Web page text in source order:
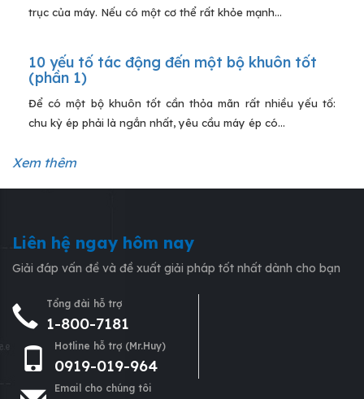
trục của máy. Nếu có một cơ thể rất khỏe mạnh...
10 yếu tố tác động đến một bộ khuôn tốt
(phần 1)
Để có một bộ khuôn tốt cần thỏa mãn rất nhiều yếu tố:
chu kỳ ép phải là ngắn nhất, yêu cầu máy ép có...
Xem thêm
Liên hệ ngay hôm nay
Giải đáp vấn đề và đề xuất giải pháp tốt nhất dành cho bạn
Tổng đài hỗ trợ
1-800-7181
Hotline hỗ trợ (Mr.Huy)
0919-019-964
Email cho chúng tôi